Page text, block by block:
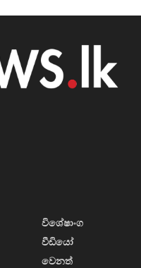
විශේෂාංග
වීඩියෝ
වෙනත්